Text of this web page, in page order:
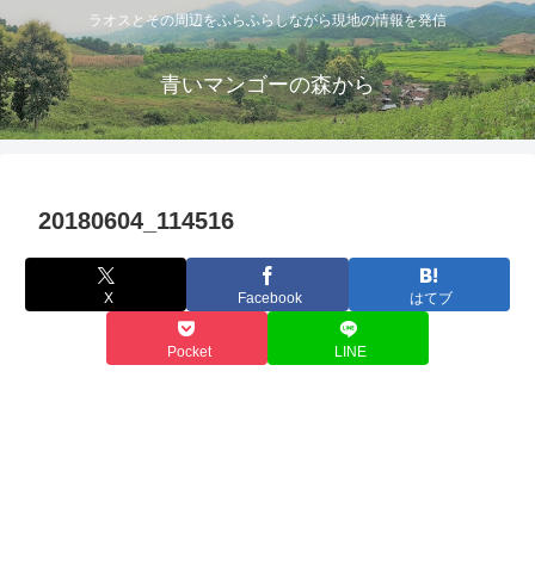
ラオスとその周辺をふらふらしながら現地の情報を発信
青いマンゴーの森から
20180604_114516
X Facebook はてブ
Pocket LINE